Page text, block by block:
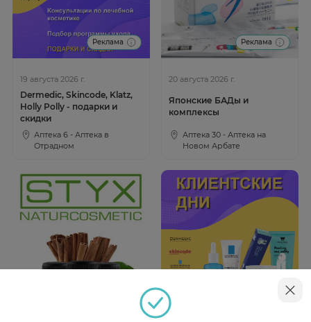
Реклама
19 августа 2026 г.
Dermedic, Skincode, Klatz,
Holly Polly - подарки и
скидки
Аптека 6 - Аптека в
Отрадном
Реклама
20 августа 2026 г.
Японские БАДы и
комплексы
Аптека 30 - Аптека на
Новом Арбате